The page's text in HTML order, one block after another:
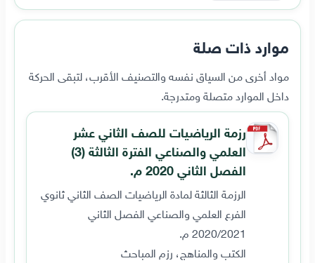
موارد ذات صلة
مواد أخرى من السياق نفسه والتصنيف الأقرب، لتبقى الحركة
داخل الموارد متصلة ومتدرجة.
رزمة الرياضيات للصف الثاني عشر
العلمي والصناعي الفترة الثالثة (3)
الفصل الثاني 2020 م.
الرزمة الثالثة لمادة الرياضيات الصف الثاني ثانوي
الفرع العلمي والصناعي الفصل الثاني
2020/2021 م.
الكتب والمناهج، رزم المباحث